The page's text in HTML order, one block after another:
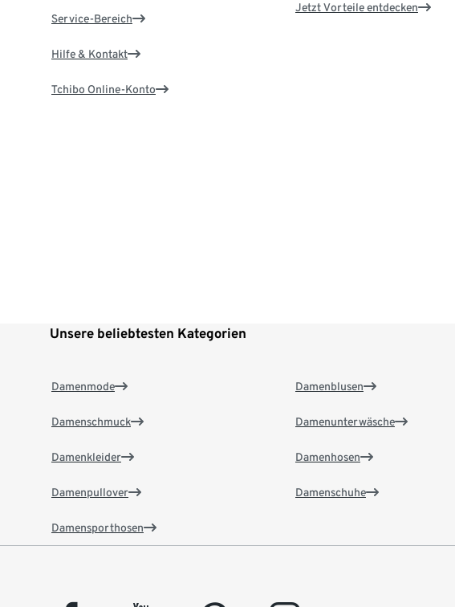
Service-Bereich
Hilfe & Kontakt
Tchibo Online-Konto
Jetzt Vorteile entdecken
Unsere beliebtesten Kategorien
Damenmode
Damenschmuck
Damenkleider
Damenpullover
Damensporthosen
Damenblusen
Damenunterwäsche
Damenhosen
Damenschuhe